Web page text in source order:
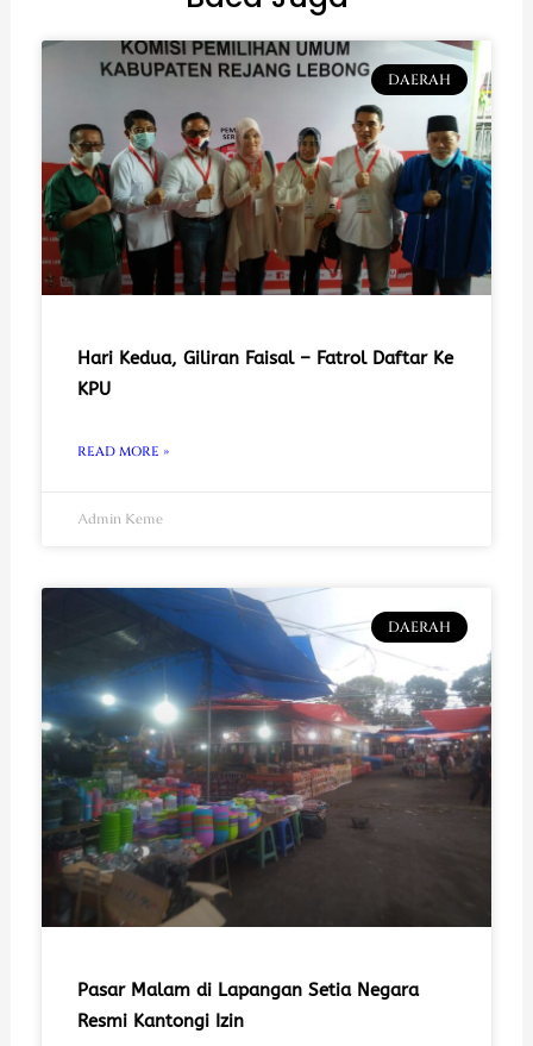
DAERAH
Hari Kedua, Giliran Faisal – Fatrol Daftar Ke
KPU
READ MORE »
Admin Keme
DAERAH
Pasar Malam di Lapangan Setia Negara
Resmi Kantongi Izin